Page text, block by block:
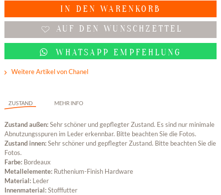
IN DEN WARENKORB
AUF DEN WUNSCHZETTEL
WHATSAPP EMPFEHLUNG
Weitere Artikel von Chanel
ZUSTAND MEHR INFO
Zustand außen:Sehr schöner und gepflegter Zustand. Es sind nur minimale
Abnutzungsspuren im Leder erkennbar. Bitte beachten Sie die Fotos.
Zustand innen:Sehr schöner und gepflegter Zustand. Bitte beachten Sie die
Fotos.
Farbe: Bordeaux
Metallelemente: Ruthenium-Finish Hardware
Material: Leder
Innenmaterial:Stofffutter